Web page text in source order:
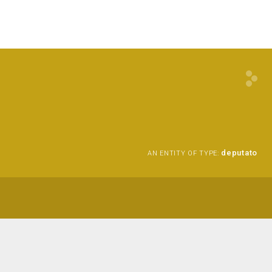
AN ENTITY OF TYPE: deputato